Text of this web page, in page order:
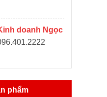
doanh Ngọc
phẩm